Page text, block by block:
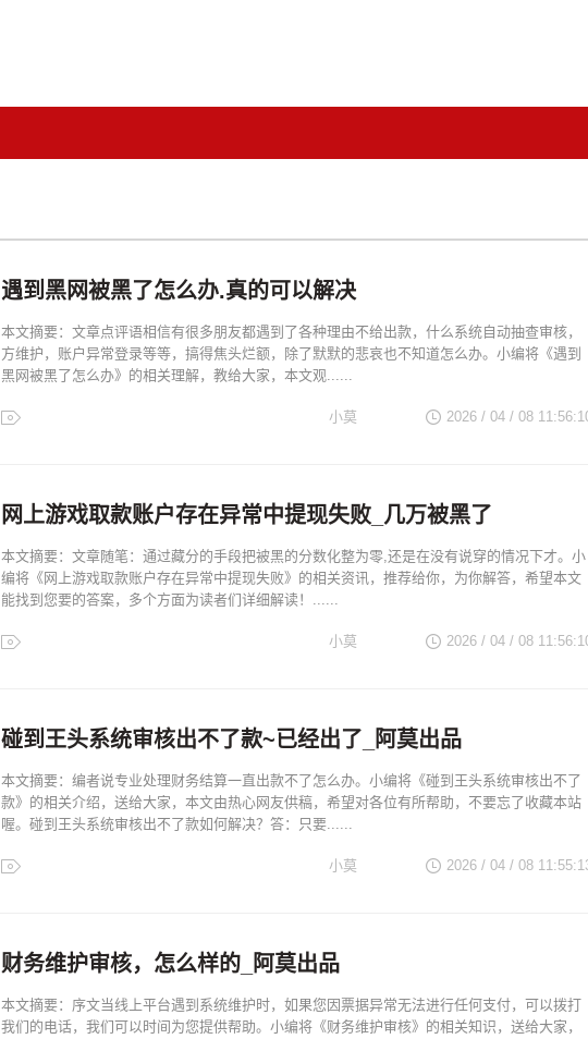
遇到黑网被黑了怎么办.真的可以解决
本文摘要：文章点评语相信有很多朋友都遇到了各种理由不给出款，什么系统自动抽查审核，
方维护，账户异常登录等等，搞得焦头烂额，除了默默的悲哀也不知道怎么办。小编将《遇到
黑网被黑了怎么办》的相关理解，教给大家，本文观......
2026 / 04 / 08
小莫
网上游戏取款账户存在异常中提现失败_几万被黑了
本文摘要：文章随笔：通过藏分的手段把被黑的分数化整为零,还是在没有说穿的情况下才。小
编将《网上游戏取款账户存在异常中提现失败》的相关资讯，推荐给你，为你解答，希望本文
能找到您要的答案，多个方面为读者们详细解读！......
2026 / 04 / 08
小莫
碰到王头系统审核出不了款~已经出了_阿莫出品
本文摘要：编者说专业处理财务结算一直出款不了怎么办。小编将《碰到王头系统审核出不了
款》的相关介绍，送给大家，本文由热心网友供稿，希望对各位有所帮助，不要忘了收藏本站
喔。碰到王头系统审核出不了款如何解决？答：只要......
2026 / 04 / 08
小莫
财务维护审核，怎么样的_阿莫出品
本文摘要：序文当线上平台遇到系统维护时，如果您因票据异常无法进行任何支付，可以拨打
我们的电话，我们可以时间为您提供帮助。小编将《财务维护审核》的相关知识，送给大家，